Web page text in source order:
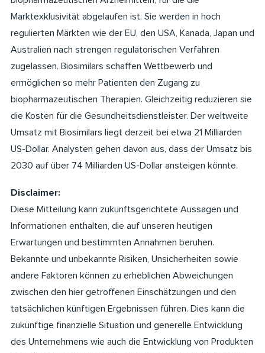
Marktexklusivität abgelaufen ist. Sie werden in hoch
regulierten Märkten wie der EU, den USA, Kanada, Japan und
Australien nach strengen regulatorischen Verfahren
zugelassen. Biosimilars schaffen Wettbewerb und
ermöglichen so mehr Patienten den Zugang zu
biopharmazeutischen Therapien. Gleichzeitig reduzieren sie
die Kosten für die Gesundheitsdienstleister. Der weltweite
Umsatz mit Biosimilars liegt derzeit bei etwa 21 Milliarden
US-Dollar. Analysten gehen davon aus, dass der Umsatz bis
2030 auf über 74 Milliarden US-Dollar ansteigen könnte.
Disclaimer:
Diese Mitteilung kann zukunftsgerichtete Aussagen und
Informationen enthalten, die auf unseren heutigen
Erwartungen und bestimmten Annahmen beruhen.
Bekannte und unbekannte Risiken, Unsicherheiten sowie
andere Faktoren können zu erheblichen Abweichungen
zwischen den hier getroffenen Einschätzungen und den
tatsächlichen künftigen Ergebnissen führen. Dies kann die
zukünftige finanzielle Situation und generelle Entwicklung
des Unternehmens wie auch die Entwicklung von Produkten